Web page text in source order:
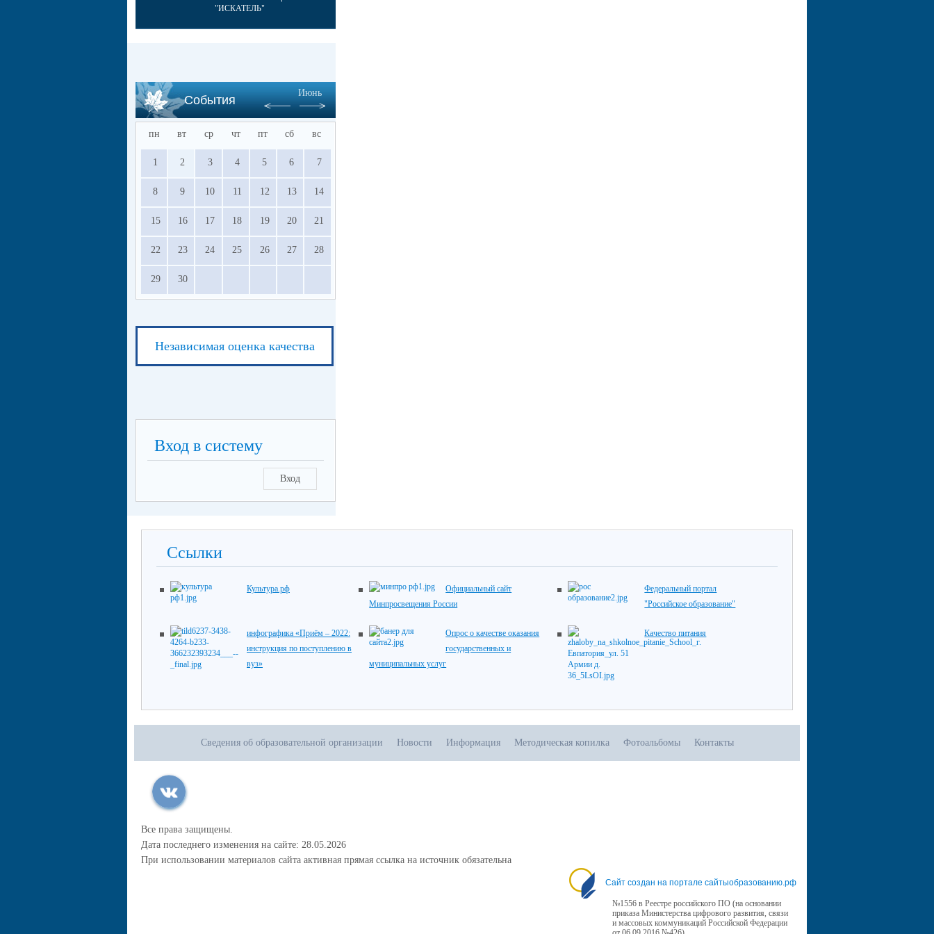
"ИСКАТЕЛЬ"
События
Июнь
пн вт ср чт пт сб вс
1 2 3 4 5 6 7
8 9 10 11 12 13 14
15 16 17 18 19 20 21
22 23 24 25 26 27 28
29 30
Независимая оценка качества
Вход в систему
Вход
Ссылки
Культура.рф
Официальный сайт
Минпросвещения России
Федеральный портал
"Российское образование"
инфографика «Приём – 2022:
инструкция по поступлению в
вуз»
Опрос о качестве оказания
государственных и
муниципальных услуг
Качество питания
Сведения об образовательной организации Новости Информация Методическая копилка Фотоальбомы Контакты
Все права защищены.
Дата последнего изменения на сайте: 28.05.2026
При использовании материалов сайта активная прямая ссылка на источник обязательна
Сайт создан на портале сайтыобразованию.рф
№1556 в Реестре российского ПО (на основании
приказа Министерства цифрового развития, связи
и массовых коммуникаций Российской Федерации